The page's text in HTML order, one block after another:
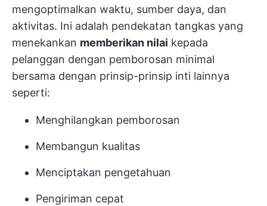
mengoptimalkan waktu, sumber daya, dan
aktivitas. Ini adalah pendekatan tangkas yang
menekankan memberikan nilai kepada
pelanggan dengan pemborosan minimal
bersama dengan prinsip-prinsip inti lainnya
seperti:
Menghilangkan pemborosan
Membangun kualitas
Menciptakan pengetahuan
Pengiriman cepat